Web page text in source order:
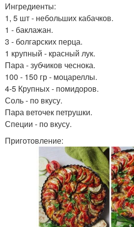
Ингредиенты:
1, 5 шт - небольших кабачков.
1 - баклажан.
3 - болгарских перца.
1 крупный - красный лук.
Пара - зубчиков чеснока.
100 - 150 гр - моцареллы.
4-5 Крупных - помидоров.
Соль - по вкусу.
Пара веточек петрушки.
Специи - по вкусу.
Приготовление: